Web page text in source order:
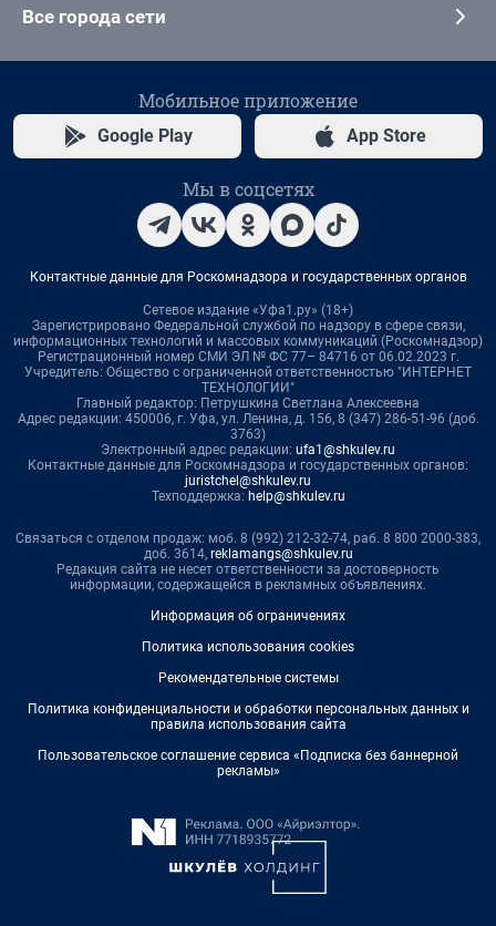
Все города сети
Мобильное приложение
Google Play App Store
Мы в соцсетях
Контактные данные для Роскомнадзора и государственных органов
Сетевое издание «Уфа1.ру» (18+)
Зарегистрировано Федеральной службой по надзору в сфере связи,
информационных технологий и массовых коммуникаций (Роскомнадзор)
Регистрационный номер СМИ ЭЛ № ФС 77– 84716 от 06.02.2023 г.
Учредитель: Общество с ограниченной ответственностью "ИНТЕРНЕТ
ТЕХНОЛОГИИ"
Главный редактор: Петрушкина Светлана Алексеевна
Адрес редакции: 450006, г. Уфа, ул. Ленина, д. 156, 8 (347) 286-51-96 (доб.
3763)
Электронный адрес редакции: ufa1@shkulev.ru
Контактные данные для Роскомнадзора и государственных органов:
juristchel@shkulev.ru
Техподдержка: help@shkulev.ru
Связаться с отделом продаж: моб. 8 (992) 212-32-74, раб. 8 800 2000-383,
доб. 3614, reklamangs@shkulev.ru
Редакция сайта не несет ответственности за достоверность
информации, содержащейся в рекламных объявлениях.
Информация об ограничениях
Политика использования cookies
Рекомендательные системы
Политика конфиденциальности и обработки персональных данных и
правила использования сайта
Пользовательское соглашение сервиса «Подписка без баннерной
рекламы»